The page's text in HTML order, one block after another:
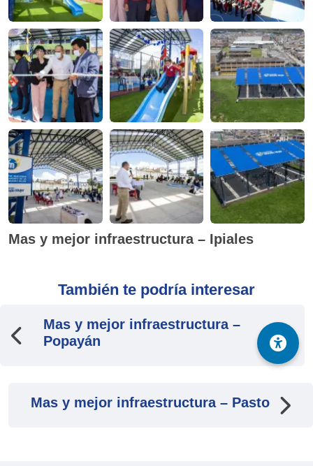
Mas y mejor infraestructura – Ipiales
También te podría interesar
Mas y mejor infraestructura –
Popayán
Mas y mejor infraestructura – Pasto